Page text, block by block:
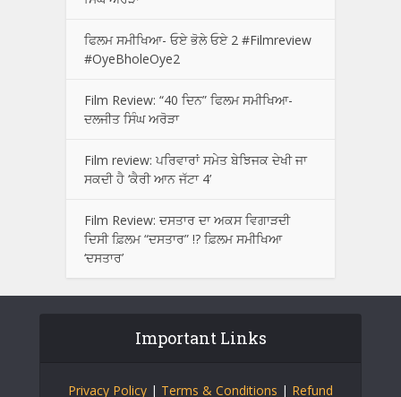
ਫਿਲਮ ਸਮੀਖਿਆ- ਓਏ ਭੋਲੇ ਓਏ 2 #Filmreview
#OyeBholeOye2
Film Review: “40 ਦਿਨ” ਫਿਲਮ ਸਮੀਖਿਆ-
ਦਲਜੀਤ ਸਿੰਘ ਅਰੋੜਾ
Film review: ਪਰਿਵਾਰਾਂ ਸਮੇਤ ਬੇਝਿਜਕ ਦੇਖੀ ਜਾ
ਸਕਦੀ ਹੈ ‘ਕੈਰੀ ਆਨ ਜੱਟਾ 4’
Film Review: ਦਸਤਾਰ ਦਾ ਅਕਸ ਵਿਗਾੜਦੀ
ਦਿਸੀ ਫ਼ਿਲਮ “ਦਸਤਾਰ” !? ਫ਼ਿਲਮ ਸਮੀਖਿਆ
‘ਦਸਤਾਰ’
Important Links
Privacy Policy | Terms & Conditions | Refund